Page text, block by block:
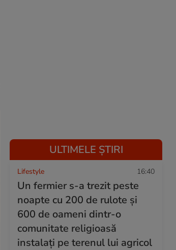
ULTIMELE ȘTIRI
Lifestyle 16:40
Un fermier s-a trezit peste
noapte cu 200 de rulote și
600 de oameni dintr-o
comunitate religioasă
instalați pe terenul lui agricol